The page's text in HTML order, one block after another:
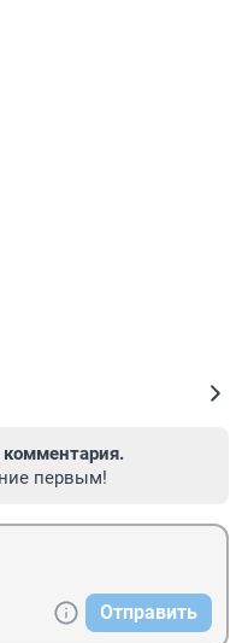
комментария.
первым!
Отправить